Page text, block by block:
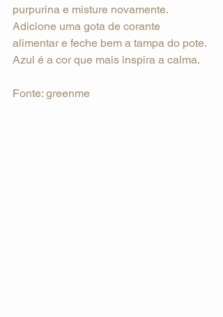
purpurina e misture novamente.
Adicione uma gota de corante
alimentar e feche bem a tampa do pote.
Azul é a cor que mais inspira a calma.
Fonte: greenme